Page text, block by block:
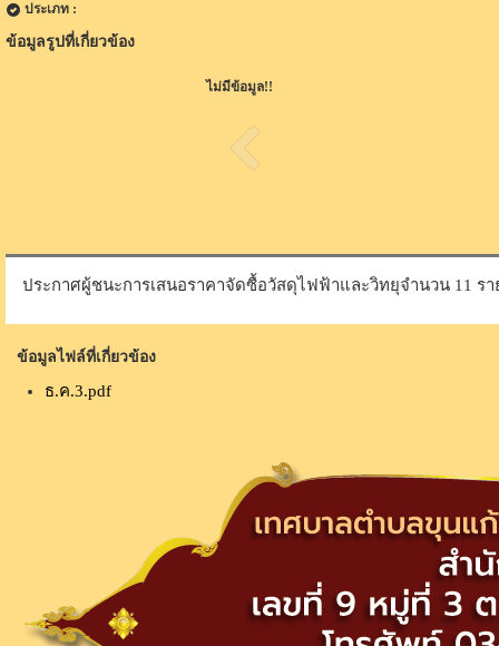
ประเภท :
ข้อมูลรูปที่เกี่ยวข้อง
ไม่มีข้อมูล!!
ประกาศผู้ชนะการเสนอราคาจัดซื้อวัสดุไฟฟ้าและวิทยุจำนวน 11 รา
ข้อมูลไฟล์ที่เกี่ยวข้อง
ธ.ค.3.pdf